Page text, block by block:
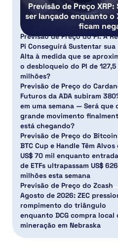
Previsão de Preço
ser lançado enquanto o
ficam
Previsão de Preço do PI: A
Pi Conseguirá Sustentar sua
Alta à medida que se
o desbloqueio do PI de 127,5
milhões?
Previsão de Preço do
Futuros da ADA subiram
em uma semana — Será que
grande movimento
está chegando?
Previsão de Preço do
BTC Cup e Handle Têm Alvos
US$ 70 mil enquanto
de ETFs ultrapassam US$ 626
milhões esta semana
Previsão de Preço do Zcash
Agosto de 2026: ZEC
rompimento do triângulo
enquanto DCG compra local
mineração em Nebraska